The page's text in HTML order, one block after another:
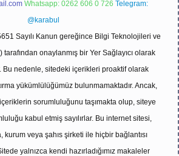
Whatsapp: 0262 606 0 726 Telegram:
@karabul
Sayılı Kanun gereğince Bilgi Teknolojileri ve
tarafından onaylanmış bir Yer Sağlayıcı olarak
Bu nedenle, sitedeki içerikleri proaktif olarak
yükümlülüğümüz bulunmamaktadır. Ancak,
sorumluluğunu taşımakta olup, siteye
kabul etmiş sayılırlar. Bu internet sitesi,
kurum veya şahıs şirketi ile hiçbir bağlantısı
yalnızca kendi hazırladığımız makaleler